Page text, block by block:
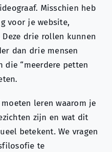
Misschien heb
voor je website,
drie rollen kunnen
dan drie mensen
die “meerdere petten
leren waarom je
zijn en wat dit
betekent. We vragen
te